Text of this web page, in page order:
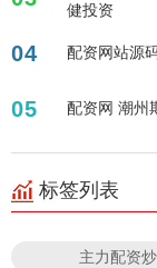
健投资
04 配资网站源
05 配资网 潮州
标签列表
主力配资